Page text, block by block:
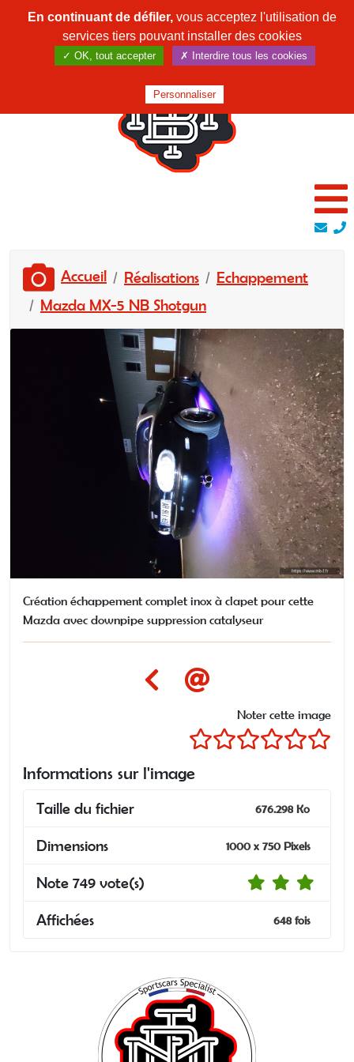
Accueil Réalisations
Echappement
Mazda MX-5 NB Shotgun
Création échappement complet inox à clapet pour cette
Mazda avec downpipe suppression catalyseur
Noter cette image
Informations sur l'image
Taille du fichier 676.298 Ko
Dimensions 1000 x 750 Pixels
Note 749 vote(s)
Affichées 648 fois
En continuant de défiler,vous acceptez l'utilisation de
services tiers pouvant installer des cookies
✓ OK, tout accepter ✗ Interdire tous les cookies
Personnaliser